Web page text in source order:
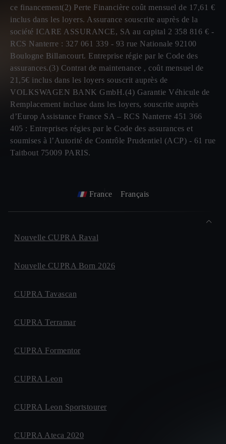
ce financement(2) Perte Financière coût mensuel de 17,61 €
inclus dans les loyers. Assurance souscrite auprès de la
société ICARE ASSURANCE, SA au capital 2 358 816 € -
RCS Nanterre : 327 061 339 - 93 rue Nationale 92100
Boulogne Billancourt. Entreprise régie par le Code des
assurances.(3) Contrat de maintenance , coût mensuel de
21,5€ inclus dans les loyers souscrit auprès de
VOLKSWAGEN BANK GmbH.(4) Garantie Véhicule de
Remplacement incluse dans les loyers, souscrite auprès
d’Europ Assistance France SA – RCS Nanterre 451 366
405 : Entreprises régies par le Code des assurances et
soumises à l’Autorité de Contrôle Prudentiel (ACP) - 61 rue
Taitbout 75009 PARIS.
France Français
Nouvelle CUPRA Raval
Nouvelle CUPRA Born 2026
CUPRA Tavascan
CUPRA Terramar
CUPRA Formentor
CUPRA Leon
CUPRA Leon Sportstourer
CUPRA Ateca 2020